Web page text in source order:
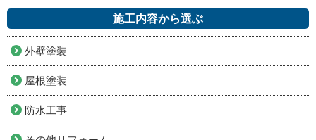
施工内容から選ぶ
外壁塗装
屋根塗装
防水工事